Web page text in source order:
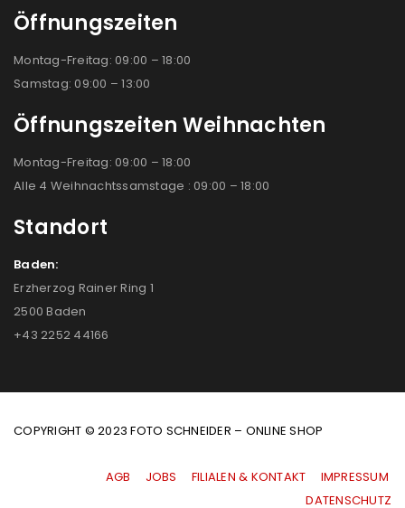
Öffnungszeiten
Montag-Freitag: 09:00 – 18:00
Samstag: 09:00 – 13:00
Öffnungszeiten Weihnachten
Montag-Freitag: 09:00 – 18:00
Alle 4 Weihnachtssamstage : 09:00 – 18:00
Standort
Baden:
Erzherzog Rainer Ring 1
2500 Baden
+43 2252 44166
COPYRIGHT © 2023 FOTO SCHNEIDER – ONLINE SHOP
AGB JOBS FILIALEN & KONTAKT
IMPRESSUM
|DATENSCHUTZ